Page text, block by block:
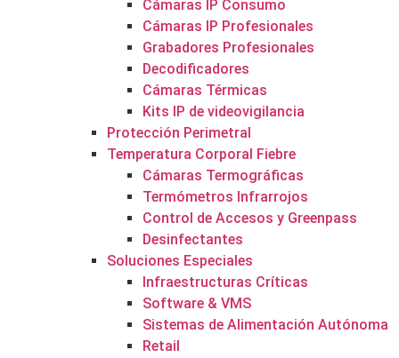
Cámaras IP Consumo
Cámaras IP Profesionales
Grabadores Profesionales
Decodificadores
Cámaras Térmicas
Kits IP de videovigilancia
Protección Perimetral
Temperatura Corporal Fiebre
Cámaras Termográficas
Termómetros Infrarrojos
Control de Accesos y Greenpass
Desinfectantes
Soluciones Especiales
Infraestructuras Críticas
Software & VMS
Sistemas de Alimentación Autónoma
Retail